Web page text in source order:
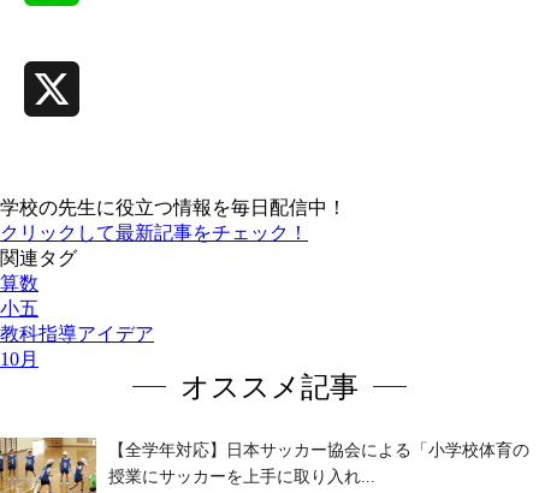
学校の先生に役立つ情報を毎日配信中！
クリックして最新記事をチェック！
関連タグ
算数
小五
教科指導アイデア
10月
オススメ記事
【全学年対応】日本サッカー協会による「小学校体育の
授業にサッカーを上手に取り入れ...